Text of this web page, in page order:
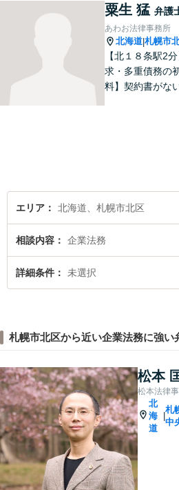
いたします。お
ください。
粟生 猛 弁護
あわお法律事務所
北海道|札幌市
【北１８条駅2
求・多重債務の
料】契約書がな
仕事を守ります
エリア 北海道、札幌市北区
相談内容 企業法務
詳細条件 未選択
札幌市北区から近い企業法務に強い
松本
松本法律
北
海
道
札
中